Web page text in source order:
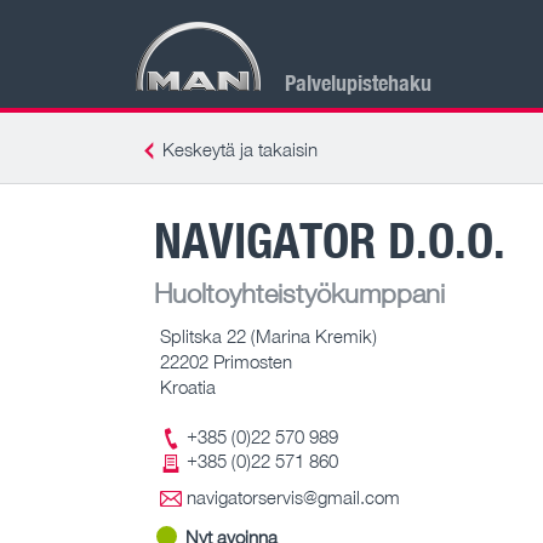
Palvelupistehaku
Keskeytä ja takaisin
NAVIGATOR D.O.O.
Huoltoyhteistyökumppani
Splitska 22 (Marina Kremik)
22202 Primosten
Kroatia
+385 (0)22 570 989
+385 (0)22 571 860
navigatorservis@gmail.com
Nyt avoinna